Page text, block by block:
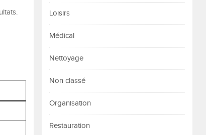
Loisirs
Médical
Nettoyage
Non classé
Organisation
Restauration